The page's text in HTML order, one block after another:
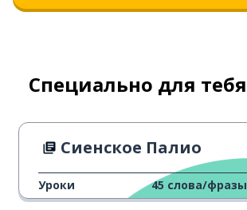
Специально для тебя
Сиенское Палио
Уроки 45 слова/фразы